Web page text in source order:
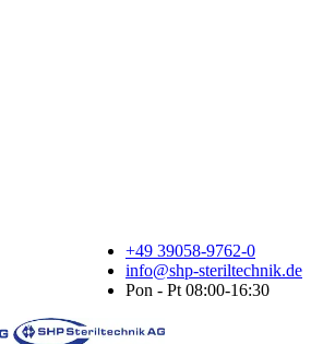
+49 39058-9762-0
info@shp-steriltechnik.de
Pon - Pt 08:00-16:30